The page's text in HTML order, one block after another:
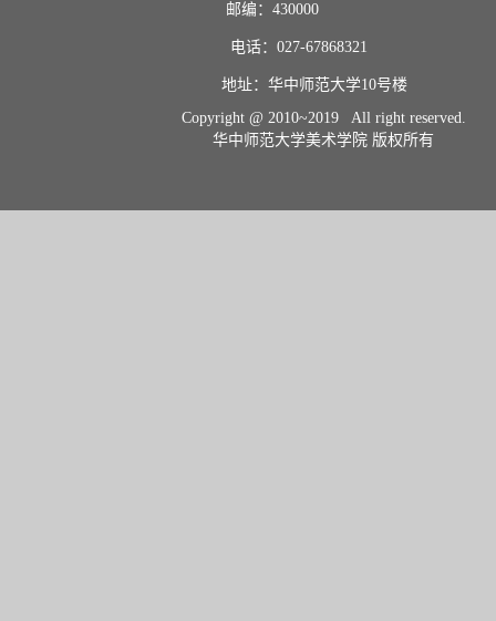
邮编：430000
电话：027-67868321
地址：华中师范大学10号楼
Copyright @ 2010~2019 All right reserved.
华中师范大学美术学院 版权所有